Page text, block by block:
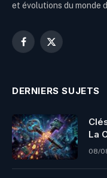
et évolutions du monde
Facebook
X
DERNIERS SUJETS
La
08/